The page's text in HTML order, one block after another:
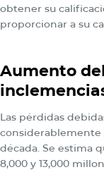
obtener su
proporcionar a su
Aumento
Las pérdidas
considerablemente
década. Se estima
8,000 y 13,000